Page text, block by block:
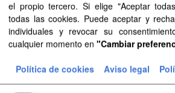
Vega de San Mateo . Esta información
mantenida por el Gobierno de
la...
SIPU PDF HTML FIP
Planeamiento urbanístico de
el propio tercero. Si elige "Aceptar
todas las cookies. Puede aceptar y
individuales y revocar su
cualquier momento en "Cambiar
Política de cookies Aviso legal